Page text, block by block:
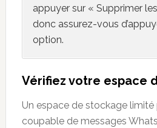
appuyer sur « Supprimer
donc assurez-vous
option.
Vérifiez votre espace
Un espace de stockage
coupable de messages